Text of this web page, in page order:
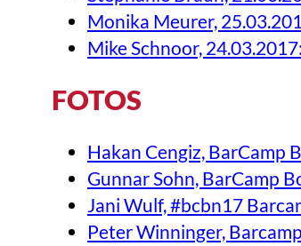
Monika Meurer,
Mike Schnoor,
FOTOS
Hakan Cengiz, BarCamp
Gunnar Sohn, BarCamp
Jani Wulf, #bcbn17
Peter Winninger,